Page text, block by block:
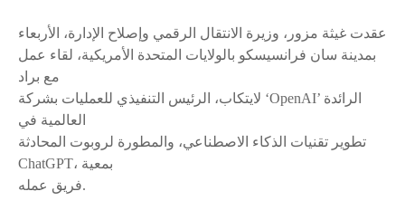
عقدت غيثة مزور، وزيرة الانتقال الرقمي وإصلاح الإدارة، الأربعاء
بمدينة سان فرانسيسكو بالولايات المتحدة الأمريكية، لقاء عمل
مع براد
لايتكاب، الرئيس التنفيذي للعمليات بشركة ‘OpenAI’ الرائدة
العالمية في
تطوير تقنيات الذكاء الاصطناعي، والمطورة لروبوت المحادثة
ChatGPT، بمعية
فريق عمله.